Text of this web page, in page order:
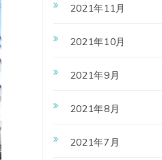
2021年11月
2021年10月
2021年9月
2021年8月
2021年7月